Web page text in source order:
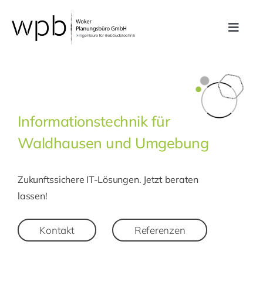
Inhalt
springen
Toggle
Unternehmen
Karriere
Kontakt
Informationstechnik für
Waldhausen und Umgebung
Zukunftssichere IT-Lösungen. Jetzt beraten
lassen!
Kontakt Referenzen